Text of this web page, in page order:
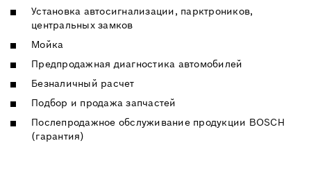
Установка автосигнализации, парктроников,
центральных замков
Мойка
Предпродажная диагностика автомобилей
Безналичный расчет
Подбор и продажа запчастей
Послепродажное обслуживание продукции BOSCH
(гарантия)